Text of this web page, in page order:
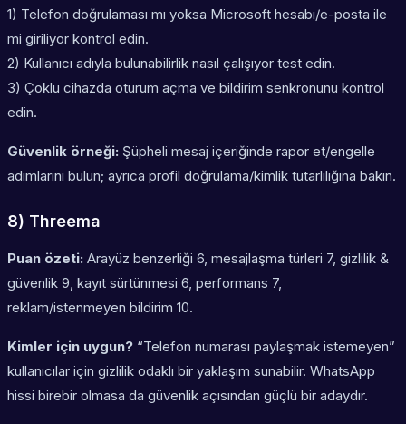
1) Telefon doğrulaması mı yoksa Microsoft hesabı/e-posta ile
mi giriliyor kontrol edin.
2) Kullanıcı adıyla bulunabilirlik nasıl çalışıyor test edin.
3) Çoklu cihazda oturum açma ve bildirim senkronunu kontrol
edin.
Güvenlik örneği: Şüpheli mesaj içeriğinde rapor et/engelle
adımlarını bulun; ayrıca profil doğrulama/kimlik tutarlılığına bakın.
8) Threema
Puan özeti: Arayüz benzerliği 6, mesajlaşma türleri 7, gizlilik &
güvenlik 9, kayıt sürtünmesi 6, performans 7,
reklam/istenmeyen bildirim 10.
Kimler için uygun? “Telefon numarası paylaşmak istemeyen”
kullanıcılar için gizlilik odaklı bir yaklaşım sunabilir. WhatsApp
hissi birebir olmasa da güvenlik açısından güçlü bir adaydır.